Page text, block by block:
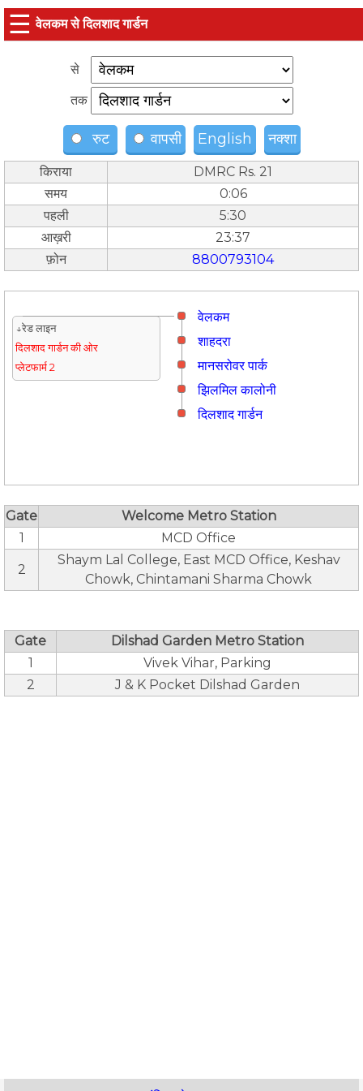
☰ वेलकम से दिलशाद गार्डन
से
तक
रुट वापसी English नक्शा
किराया
DMRC Rs. 21
समय
0:06
पहली
5:30
आख़री
23:37
फ़ोन
8800793104
वेलकम
↓रेड लाइन
दिलशाद गार्डन की ओर
प्लेटफार्म 2
शाहदरा
मानसरोवर पार्क
झिलमिल कालोनी
दिलशाद गार्डन
Gate
Welcome Metro Station
1
MCD Office
2
Shaym Lal College, East MCD Office, Keshav
Chowk, Chintamani Sharma Chowk
Gate
Dilshad Garden Metro Station
1
Vivek Vihar, Parking
2
J & K Pocket Dilshad Garden